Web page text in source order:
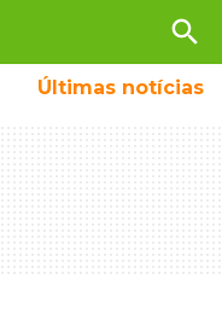
search
Últimas notícias